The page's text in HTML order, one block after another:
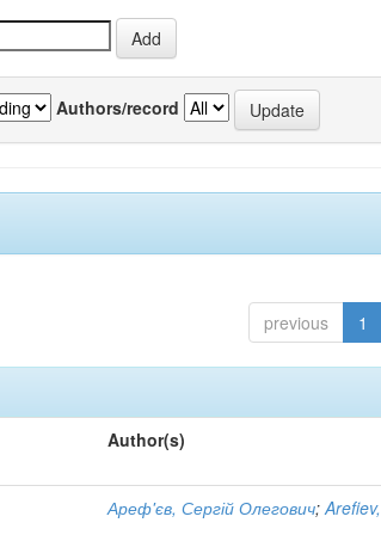
Authors/record
previous 1
Author(s)
Ареф'єв, Сергій Олегович;